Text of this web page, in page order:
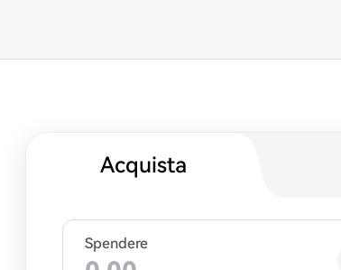
Acquista
Spendere